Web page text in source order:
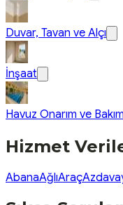
Duvar, Tavan ve Alçı
İnşaat
Havuz Onarım ve Bakım
Hizmet
AbanaAğlıAraç